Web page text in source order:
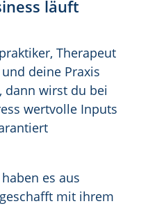
läuft
Therapeut
deine Praxis
dann wirst du bei
wertvolle Inputs
es aus
mit ihrem